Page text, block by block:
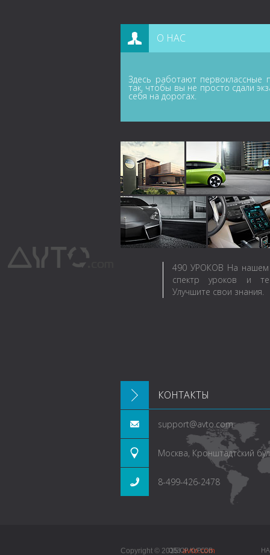
О НАС
Здесь работают первоклассные
так, чтобы вы не просто сдали
себя на дорогах.
490 УРОКОВ На нашем
спектр уроков и
Улучшите свои знания.
КОНТАКТЫ
support@avto.com
Москва, Кронштадтский
8-499-426-2478
Copyright © 2015.avto.com
ОБЗОР КУРСОВ